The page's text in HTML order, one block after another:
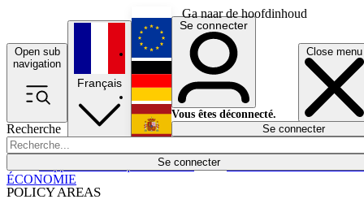
Ga naar de hoofdinhoud
Open sub
navigation
Close menu
Recherche
Se connecter
POLICY AREAS
Économie
Français
English
Deutsch
Español
Se connecter
Vous êtes déconnecté.
Se connecter
ÉCONOMIE